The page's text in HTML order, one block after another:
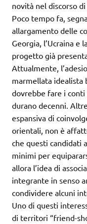
novità nel discorso
Poco tempo fa,
allargamento delle
Georgia, l’Ucraina e
progetto già
Attualmente,
marmellata idealista
dovrebbe fare i
durano decenni.
espansiva di
orientali, non è
che questi candidati
minimi per
allora l’idea di
integrante in senso
condividere alcuni
Uno di questi
di territori “friend-